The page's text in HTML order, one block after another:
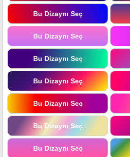
Bu Dizaynı Seç
Bu Dizaynı Seç
Bu Dizaynı Seç
Bu Dizaynı Seç
Bu Dizaynı Seç
Bu Dizaynı Seç
Bu Dizaynı Seç